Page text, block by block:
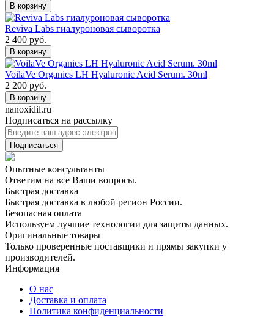
В корзину
Reviva Labs гиалуроновая сыворотка
2 400 руб.
В корзину
VoilaVe Organics LH Hyaluronic Acid Serum. 30ml
2 200 руб.
В корзину
nanoxidil.ru
Подписаться на рассылку
Подписаться
Опытные консультанты
Ответим на все Ваши вопросы.
Быстрая доставка
Быстрая доставка в любой регион России.
Безопасная оплата
Используем лучшие технологии для защиты данных.
Оригинальные товары
Только проверенные поставщики и прямы закупки у
производителей.
Информация
О нас
Доставка и оплата
Политика конфиденциальности